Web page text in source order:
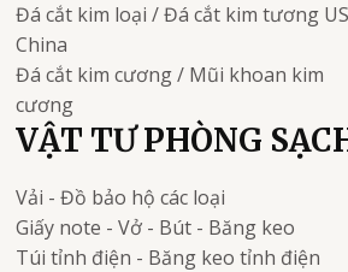
Đá cắt kim loại / Đá cắt kim tương
China
Đá cắt kim cương / Mũi khoan kim
cương
VẬT TƯ PHÒNG
Vải - Đồ bảo hộ các loại
Giấy note - Vở - Bút - Băng keo
Túi tỉnh điện - Băng keo tỉnh điện